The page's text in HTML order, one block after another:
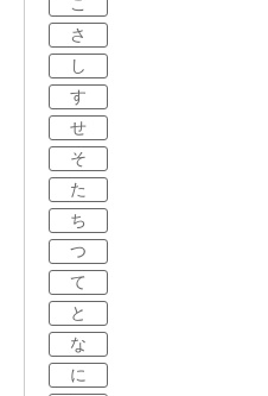
こ
さ
し
す
せ
そ
た
ち
つ
て
と
な
に